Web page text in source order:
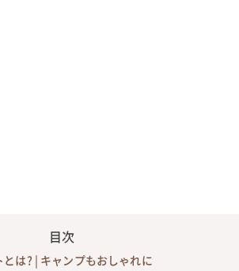
目次
は? | キャンプもおしゃれに